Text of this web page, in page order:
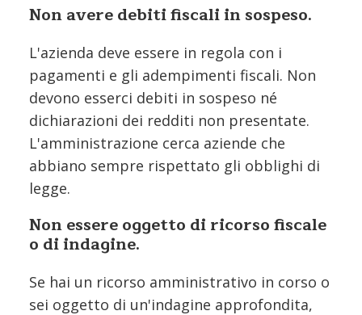
Non avere debiti fiscali in sospeso.
L'azienda deve essere in regola con i
pagamenti e gli adempimenti fiscali. Non
devono esserci debiti in sospeso né
dichiarazioni dei redditi non presentate.
L'amministrazione cerca aziende che
abbiano sempre rispettato gli obblighi di
legge.
Non essere oggetto di ricorso fiscale
o di indagine.
Se hai un ricorso amministrativo in corso o
sei oggetto di un'indagine approfondita,